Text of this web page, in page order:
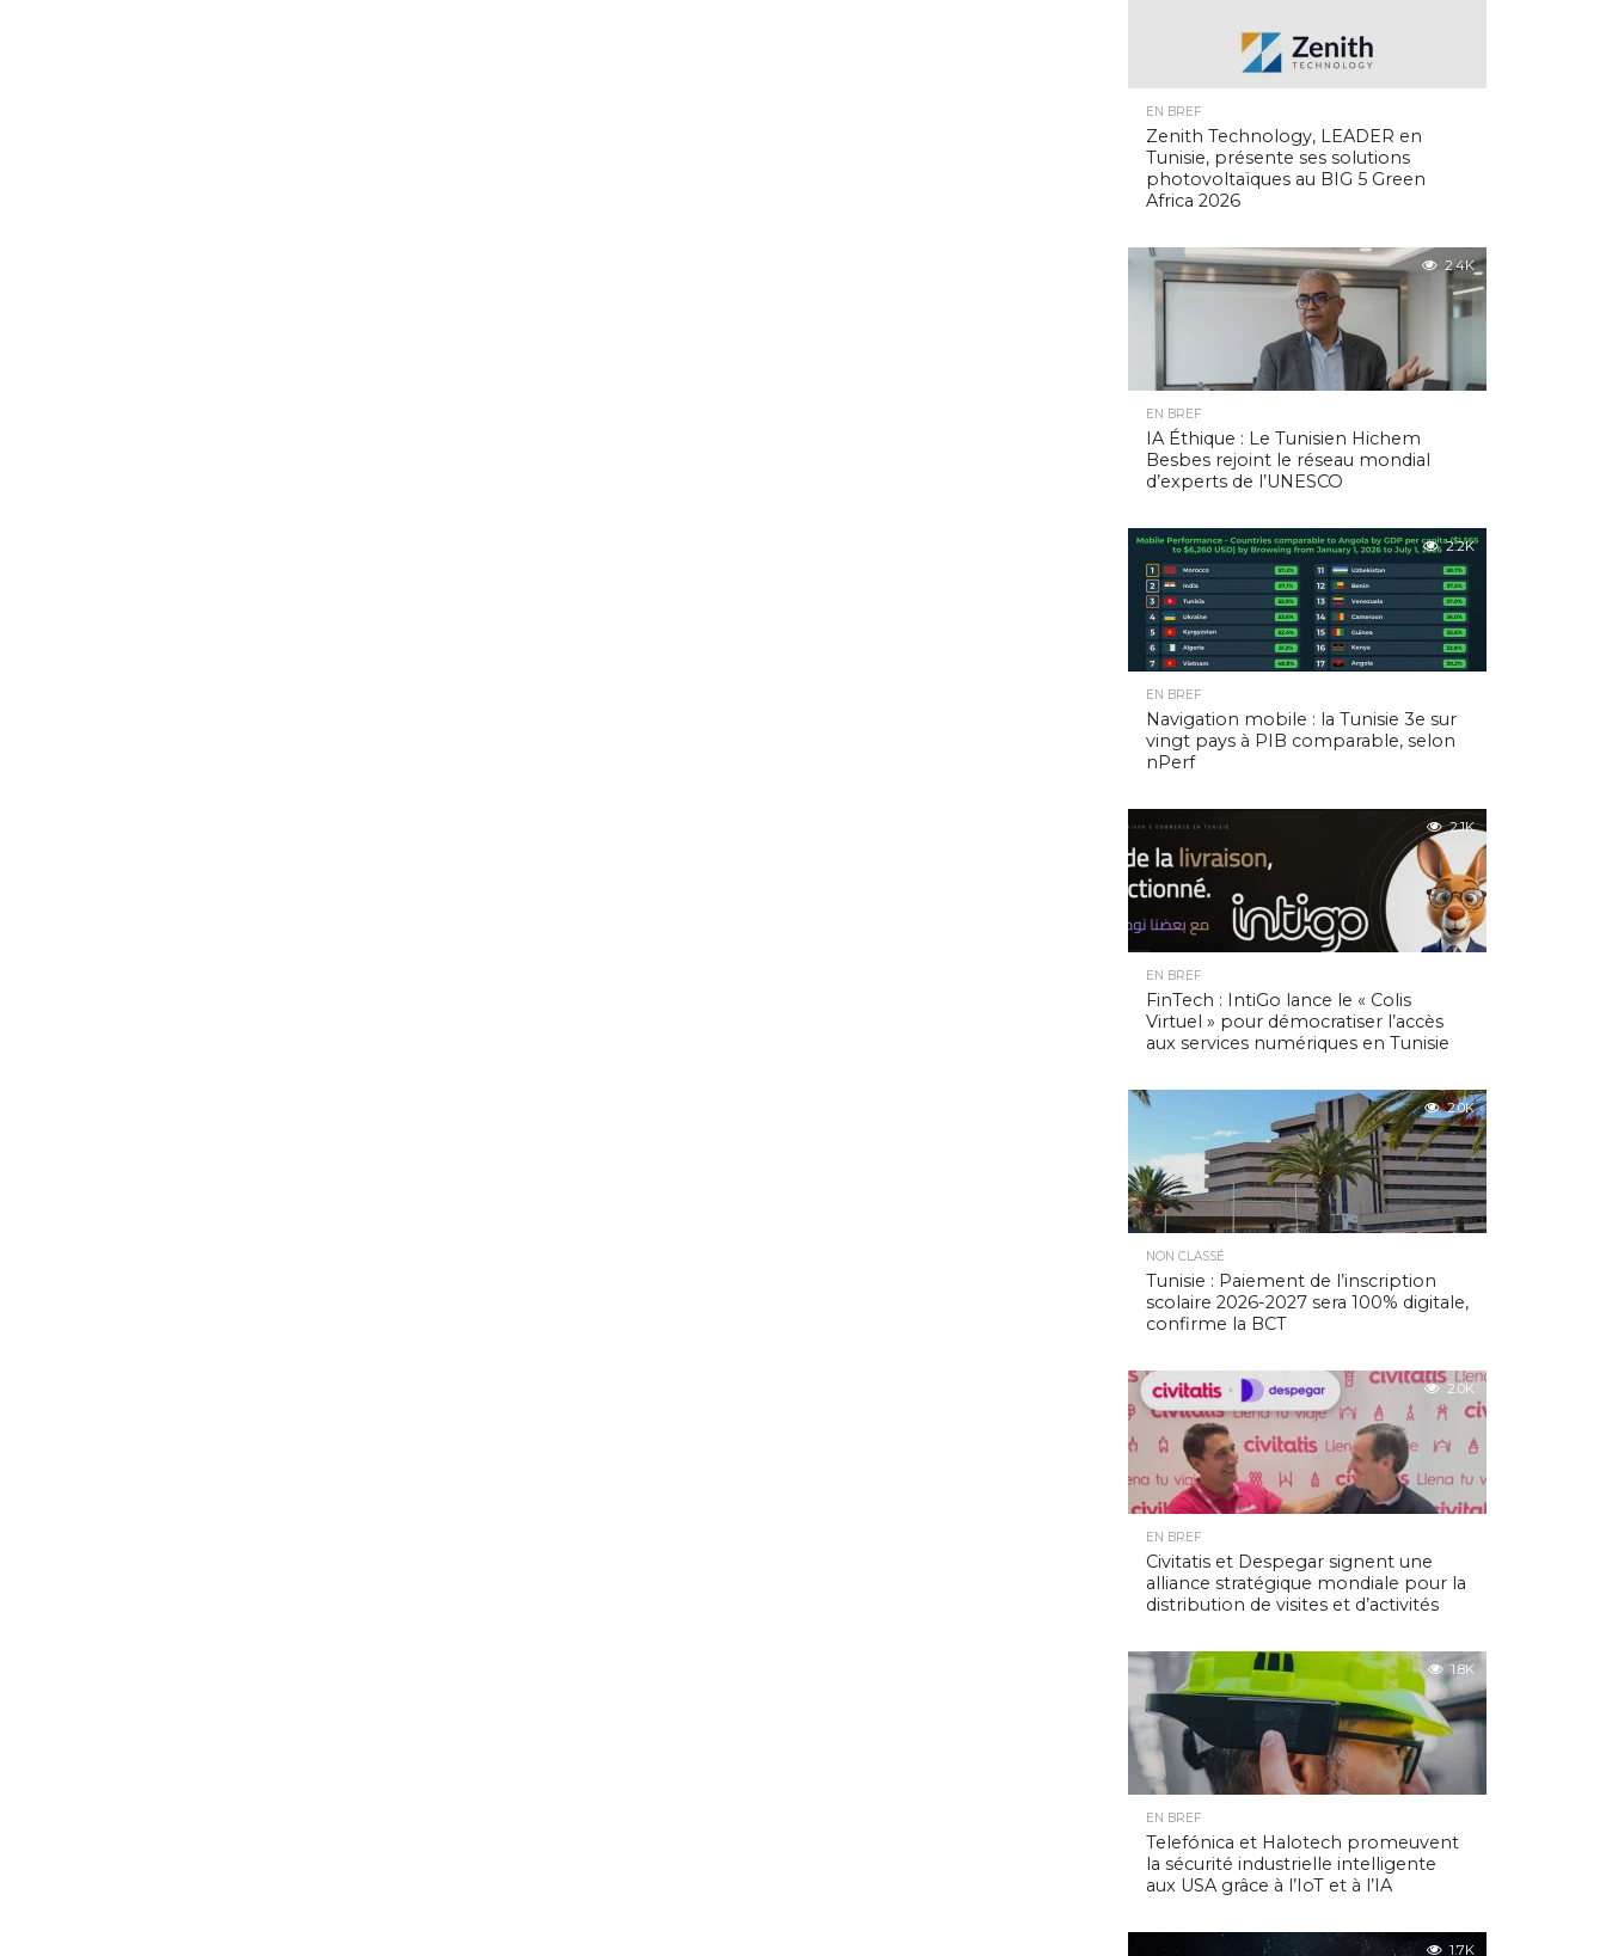
EN BREF
Zenith Technology, LEADER en
Tunisie, présente ses solutions
photovoltaïques au BIG 5 Green
Africa 2026
2.4K
EN BREF
IA Éthique : Le Tunisien Hichem
Besbes rejoint le réseau mondial
d’experts de l’UNESCO
2.2K
EN BREF
Navigation mobile : la Tunisie 3e sur
vingt pays à PIB comparable, selon
nPerf
2.1K
EN BREF
FinTech : IntiGo lance le « Colis
Virtuel » pour démocratiser l’accès
aux services numériques en Tunisie
2.0K
NON CLASSÉ
Tunisie : Paiement de l’inscription
scolaire 2026-2027 sera 100% digitale,
confirme la BCT
2.0K
EN BREF
Civitatis et Despegar signent une
alliance stratégique mondiale pour la
distribution de visites et d’activités
1.8K
EN BREF
Telefónica et Halotech promeuvent
la sécurité industrielle intelligente
aux USA grâce à l’IoT et à l’IA
1.7K